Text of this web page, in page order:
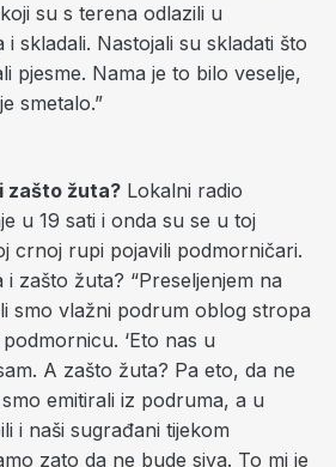
su s terena odlazili u
skladali. Nastojali su skladati što
pjesme. Nama je to bilo veselje,
smetalo.”
zašto žuta? Lokalni radio
u 19 sati i onda su se u toj
crnoj rupi pojavili podmorničari.
zašto žuta? “Preseljenjem na
smo vlažni podrum oblog stropa
‘Eto nas u
A zašto žuta? Pa eto, da ne
emitirali iz podruma, a u
i naši sugrađani tijekom
zato da ne bude siva. To mi je